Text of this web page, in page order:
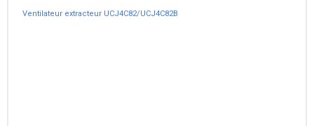
Ventilateur extracteur UCJ4C82/UCJ4C82B